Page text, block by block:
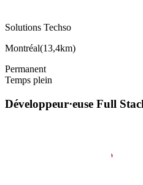
Solutions Techso
Montréal(13,4km)
Permanent
Temps plein
Développeur·euse Full